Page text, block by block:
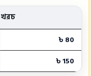
খরচ
৳ 80
৳ 150